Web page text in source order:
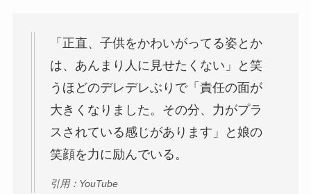
「正直、子供をかわいがってる姿とか
は、あんまり人に見せたくない」と笑
うほどのデレデレぶりで「責任の面が
大きくなりました。その分、力がプラ
スされている感じがあります」と娘の
笑顔を力に励んでいる。
引用：YouTube